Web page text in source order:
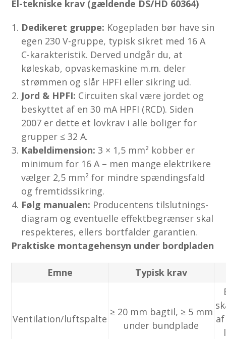
El-tekniske krav (gældende DS/HD 60364)
Dedikeret gruppe: Kogepladen bør have sin
egen 230 V-gruppe, typisk sikret med 16 A
C-karakteristik. Derved undgår du, at
køleskab, opvaskemaskine m.m. deler
strømmen og slår HPFI eller sikring ud.
Jord & HPFI: Circuiten skal være jordet og
beskyttet af en 30 mA HPFI (RCD). Siden
2007 er dette et lovkrav i alle boliger for
grupper ≤ 32 A.
Kabeldimension: 3 × 1,5 mm² kobber er
minimum for 16 A – men mange elektrikere
vælger 2,5 mm² for mindre spændingsfald
og fremtidssikring.
Følg manualen: Producentens tilslutnings­
diagram og eventuelle effekt­begrænser skal
respekteres, ellers bortfalder garantien.
Praktiske montagehensyn under bordpladen
Emne Typisk krav
Ventilation/luftspalte
≥ 20 mm bagtil, ≥ 5 mm
under bundplade